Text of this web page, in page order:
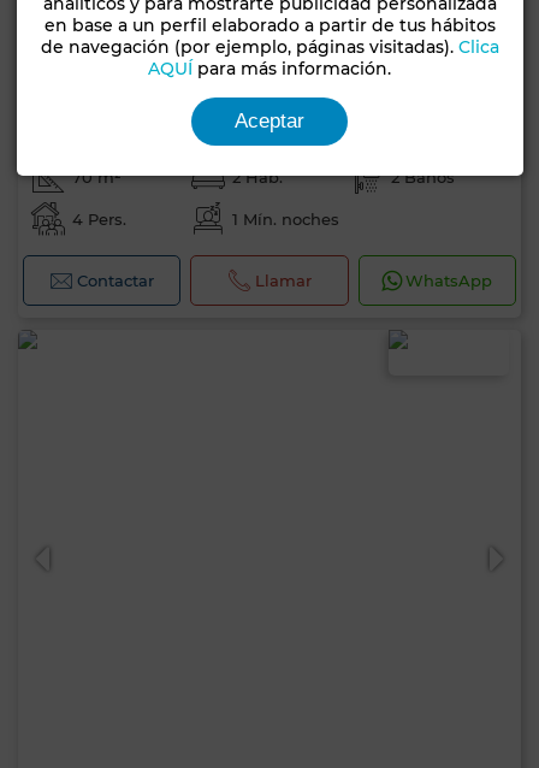
por día
Piso en Agdal, Marrakech
70 m² 2 Hab. 2 Baños
4 Pers. 1 Mín. noches
Contactar Llamar WhatsApp
en base a un perfil elaborado a partir de tus hábitos
de navegación (por ejemplo, páginas visitadas). Clica
AQUÍ para más información.
Aceptar